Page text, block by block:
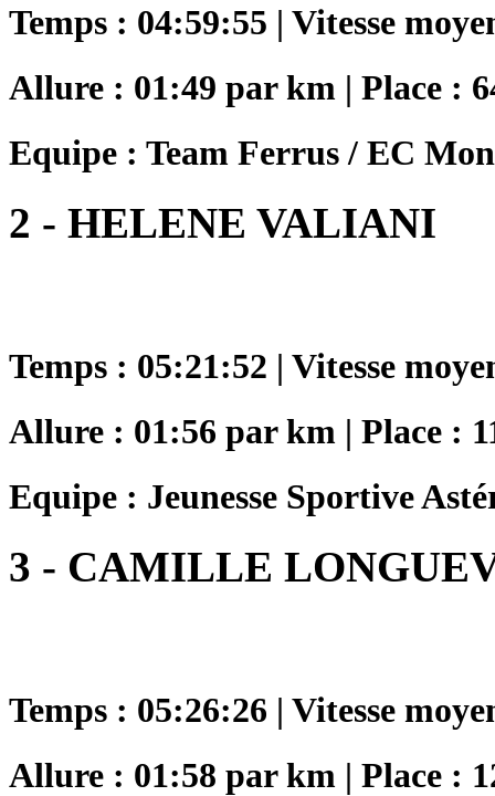
Temps : 04:59:55 | Vitesse
Allure : 01:49 par km | Place :
Equipe : Team Ferrus / EC
2 - HELENE VALIANI
Temps : 05:21:52 | Vitesse
Allure : 01:56 par km | Place :
Equipe : Jeunesse Sportive
3 - CAMILLE
Temps : 05:26:26 | Vitesse
Allure : 01:58 par km | Place :